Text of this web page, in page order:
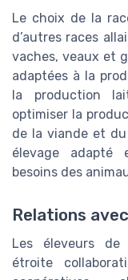
Le choix de la
d’autres races
vaches, veaux et
adaptées à la
la production
optimiser la
de la viande et
élevage adapté
besoins des
Relations
Les éleveurs
étroite